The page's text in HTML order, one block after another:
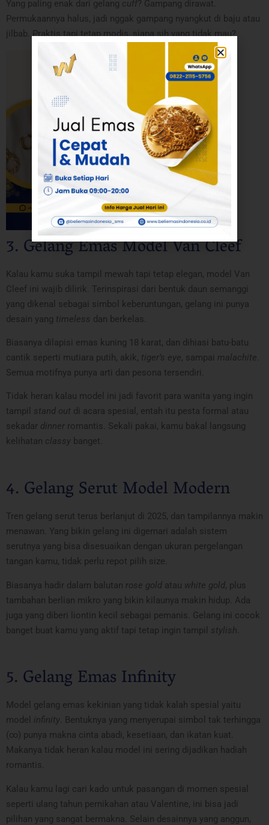
Yang paling enak dari gelang cuff? Gampang dirawat.
Permukaannya halus, jadi nggak gampang nyangkut di baju atau
jilbab. Praktis tapi tetap modis, siapa sih yang tidak mau?
3. Gelang Emas Model Van Cleef
Kalau kamu suka tampil mewah tapi tetap elegan, model Van
Cleef ini wajib dilirik. Terinspirasi dari bentuk daun semanggi
yang dikenal sebagai simbol keberuntungan, gelang ini punya
desain yang timeless dan berkelas.
Biasanya dilapisi emas kuning 18 karat, dan dihiasi batu-batu
cantik seperti mutiara putih, akik, tiger’s eye, sampai malachite
Semua motifnya punya arti dan pesona tersendiri.
Tidak heran kalau model ini jadi favorit para wanita yang ingin
tampil stand out di acara spesial, entah itu pesta formal atau
sekadar dinner romantis. Sekali pakai, kamu bakal langsung
kelihatan classy banget.
4. Gelang Serut Model Modern
Tren gelang serut terus berlanjut di 2025, dan tampilannya makin
menawan. Yang bikin gelang ini digemari adalah sistem
serutnya yang bisa disesuaikan dengan ukuran pergelangan
tangan kamu, tidak perlu repot pilih size.
Biasanya hadir dalam balutan rose gold atau white gold, plus
tambahan berlian mikro yang bikin kilaunya makin hidup. Ada
juga yang diberi liontin kecil sebagai pemanis. Gelang ini cocok
banget buat kamu yang aktif tapi tetap ingin tampil stylish
5. Gelang Emas Infinity
Model gelang emas kekinian yang tidak kalah spesial yaitu
model infinity . Bentuknya yang menyerupai simbol tak terhingga
(∞) punya makna cinta abadi, kesetiaan, dan ikatan kuat.
Makanya tidak heran kalau model ini sering dijadikan hadiah
romantis.
Kalau kamu lagi cari kado untuk pasangan di momen spesial
seperti ulang tahun pernikahan atau Valentine, ini bisa jadi
pilihan yang sangat bermakna. Selain desainnya yang anggun,